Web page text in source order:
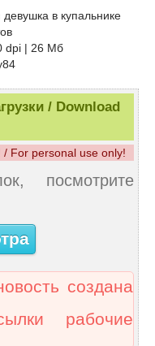
в купальнике
dpi | 26 Мб
/ Download
/ For personal use only!
посмотрите
создана
рабочие